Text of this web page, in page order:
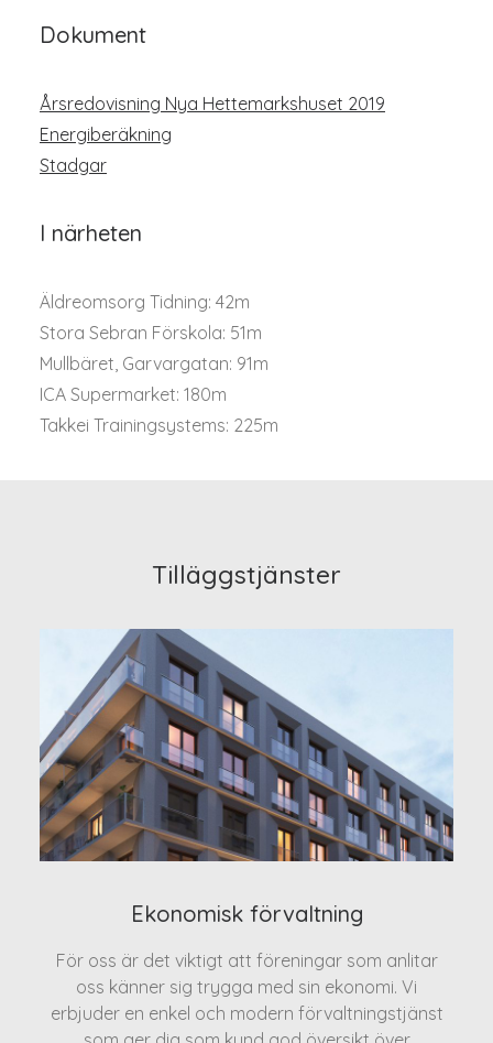
Dokument
Årsredovisning Nya Hettemarkshuset 2019
Energiberäkning
Stadgar
I närheten
Äldreomsorg Tidning: 42m
Stora Sebran Förskola: 51m
Mullbäret, Garvargatan: 91m
ICA Supermarket: 180m
Takkei Trainingsystems: 225m
Tilläggstjänster
Ekonomisk förvaltning
För oss är det viktigt att föreningar som anlitar
oss känner sig trygga med sin ekonomi. Vi
erbjuder en enkel och modern förvaltningstjänst